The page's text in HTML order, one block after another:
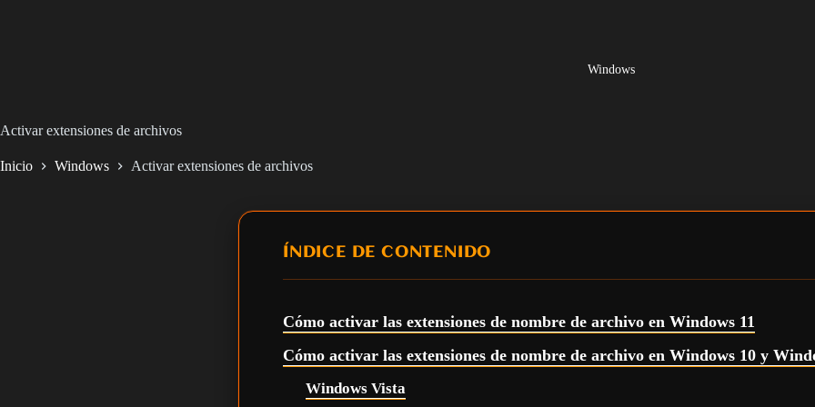
Windows
Activar extensiones de archivos
Inicio Windows Activar extensiones de archivos
ÍNDICE DE CONTENIDO
Cómo activar las extensiones de nombre de archivo en Windows 11
Cómo activar las extensiones de nombre de archivo en Windows 10 y
Windows Vista